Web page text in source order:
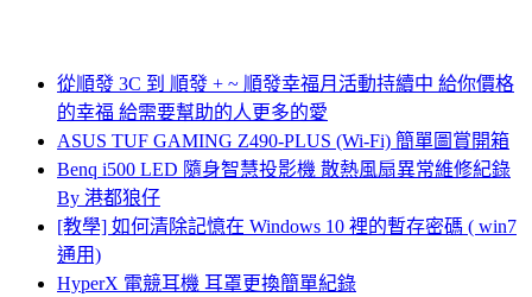
從順發 3C 到 順發 + ~ 順發幸福月活動持續中 給你價格
的幸福 給需要幫助的人更多的愛
ASUS TUF GAMING Z490-PLUS (Wi-Fi) 簡單圖賞開箱
Benq i500 LED 隨身智慧投影機 散熱風扇異常維修紀錄
By 港都狼仔
[教學] 如何清除記憶在 Windows 10 裡的暫存密碼 ( win7
通用)
HyperX 電競耳機 耳罩更換簡單紀錄